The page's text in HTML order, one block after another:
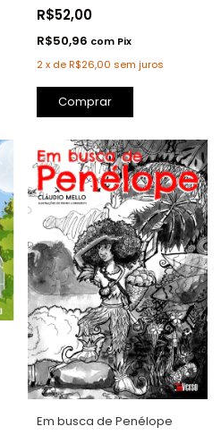
R$52,00
R$50,96 com Pix
2 x deR$26,00 sem juros
Comprar
Em busca de Penélope